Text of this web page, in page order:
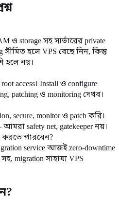
ও storage সহ সার্ভারের private
সীমিত হলে VPS বেছে নিন, কিন্তু
হলে নয়।
root access। Install ও configure
patching ও monitoring দেখব।
secure, monitor ও patch করি।
safety net, gatekeeper নয়।
করতে পারবেন?
service আজই zero-downtime
migration সাহায্য VPS